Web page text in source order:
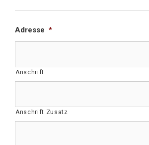
Adresse *
Anschrift
Anschrift Zusatz